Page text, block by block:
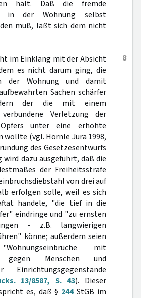
hält. Daß die fremde
in der Wohnung selbst
muß, läßt sich dem nicht
8
im Einklang mit der Absicht
es nicht darum ging, die
der Wohnung und damit
Sachen schärfer
der die mit einem
verbundene Verletzung der
unter eine erhöhte
(vgl. Hörnle Jura 1998,
des Gesetzesentwurfs
wird dazu ausgeführt, daß die
der Freiheitsstrafe
von drei auf
erfolgen solle, weil es sich
handele, "die tief in die
eindringe und "zu ernsten
- z.B. langwierigen
könne; außerdem seien
mit
gegen Menschen und
Einrichtungsgegenstände
13/8587, S. 43). Dieser
es, daß § 244StGB im